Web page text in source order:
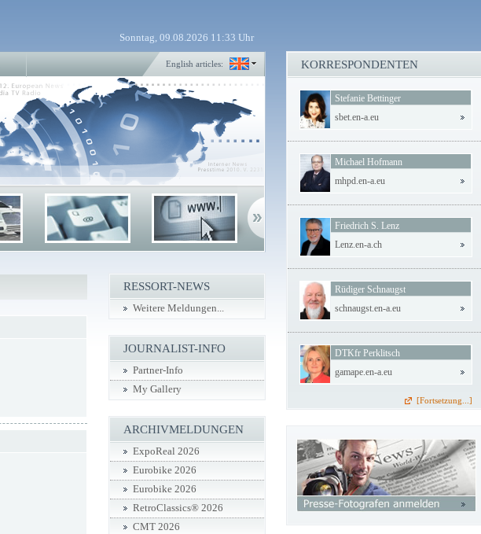
Sonntag, 09.08.2026 11:33 Uhr
English articles:
RESSORT-NEWS
Weitere Meldungen...
JOURNALIST-INFO
Partner-Info
My Gallery
ARCHIVMELDUNGEN
ExpoReal 2026
Eurobike 2026
Eurobike 2026
RetroClassics® 2026
CMT 2026
KORRESPONDENTEN
Stefanie Bettinger
sbet.en-a.eu
Michael Hofmann
mhpd.en-a.eu
Friedrich S. Lenz
Lenz.en-a.ch
Rüdiger Schnaugst
schnaugst.en-a.eu
DTKfr Perklitsch
gamape.en-a.eu
[Fortsetzung...]